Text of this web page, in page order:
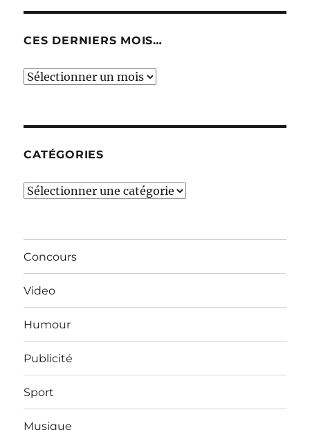
CES DERNIERS MOIS…
Ces
CATÉGORIES
Catégories
Concours
Video
Humour
Publicité
Sport
Musique